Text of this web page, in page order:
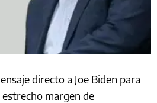
directo a Joe Biden para
margen de